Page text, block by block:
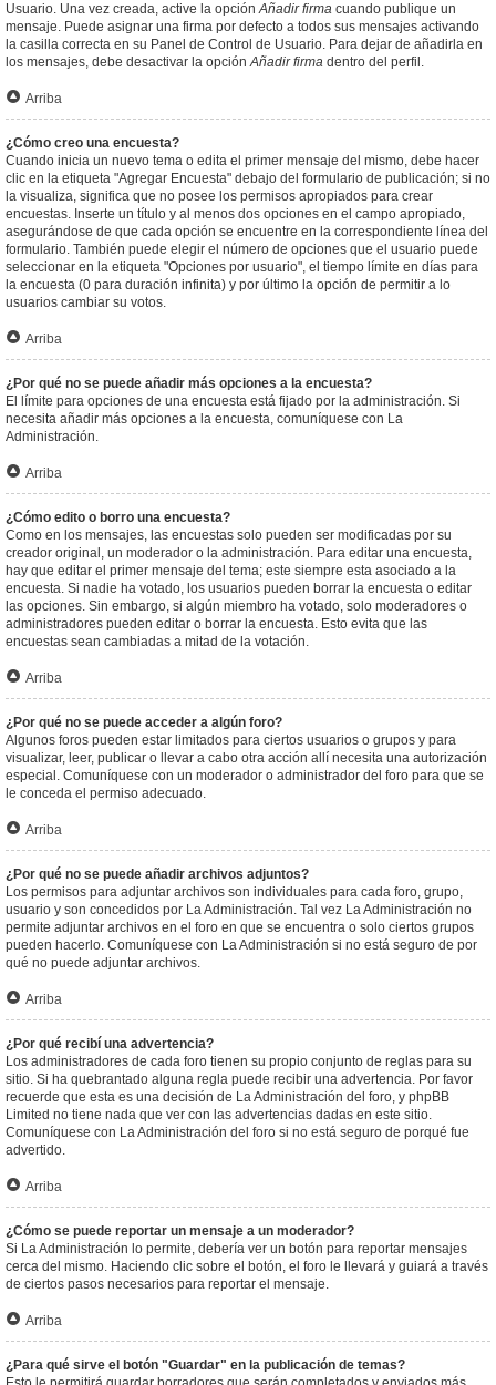
Usuario. Una vez creada, active la opciónAñadir firma cuando publique un
mensaje. Puede asignar una firma por defecto a todos sus mensajes activando
la casilla correcta en su Panel de Control de Usuario. Para dejar de añadirla en
los mensajes, debe desactivar la opciónAñadir firma dentro del perfil.
Arriba
¿Cómo creo una encuesta?
Cuando inicia un nuevo tema o edita el primer mensaje del mismo, debe hacer
clic en la etiqueta "Agregar Encuesta" debajo del formulario de publicación; si no
la visualiza, significa que no posee los permisos apropiados para crear
encuestas. Inserte un título y al menos dos opciones en el campo apropiado,
asegurándose de que cada opción se encuentre en la correspondiente línea del
formulario. También puede elegir el número de opciones que el usuario puede
seleccionar en la etiqueta "Opciones por usuario", el tiempo límite en días para
la encuesta (0 para duración infinita) y por último la opción de permitir a lo
usuarios cambiar su votos.
Arriba
¿Por qué no se puede añadir más opciones a la encuesta?
El límite para opciones de una encuesta está fijado por la administración. Si
necesita añadir más opciones a la encuesta, comuníquese con La
Administración.
Arriba
¿Cómo edito o borro una encuesta?
Como en los mensajes, las encuestas solo pueden ser modificadas por su
creador original, un moderador o la administración. Para editar una encuesta,
hay que editar el primer mensaje del tema; este siempre esta asociado a la
encuesta. Si nadie ha votado, los usuarios pueden borrar la encuesta o editar
las opciones. Sin embargo, si algún miembro ha votado, solo moderadores o
administradores pueden editar o borrar la encuesta. Esto evita que las
encuestas sean cambiadas a mitad de la votación.
Arriba
¿Por qué no se puede acceder a algún foro?
Algunos foros pueden estar limitados para ciertos usuarios o grupos y para
visualizar, leer, publicar o llevar a cabo otra acción allí necesita una autorización
especial. Comuníquese con un moderador o administrador del foro para que se
le conceda el permiso adecuado.
Arriba
¿Por qué no se puede añadir archivos adjuntos?
Los permisos para adjuntar archivos son individuales para cada foro, grupo,
usuario y son concedidos por La Administración. Tal vez La Administración no
permite adjuntar archivos en el foro en que se encuentra o solo ciertos grupos
pueden hacerlo. Comuníquese con La Administración si no está seguro de por
qué no puede adjuntar archivos.
Arriba
¿Por qué recibí una advertencia?
Los administradores de cada foro tienen su propio conjunto de reglas para su
sitio. Si ha quebrantado alguna regla puede recibir una advertencia. Por favor
recuerde que esta es una decisión de La Administración del foro, y phpBB
Limited no tiene nada que ver con las advertencias dadas en este sitio.
Comuníquese con La Administración del foro si no está seguro de porqué fue
advertido.
Arriba
¿Cómo se puede reportar un mensaje a un moderador?
Si La Administración lo permite, debería ver un botón para reportar mensajes
cerca del mismo. Haciendo clic sobre el botón, el foro le llevará y guiará a través
de ciertos pasos necesarios para reportar el mensaje.
Arriba
¿Para qué sirve el botón "Guardar" en la publicación de temas?